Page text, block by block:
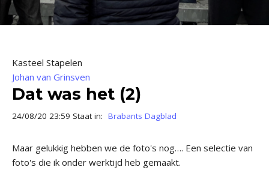
Kasteel Stapelen
Johan van Grinsven
Dat was het (2)
24/08/20 23:59 Staat in: Brabants Dagblad
Maar gelukkig hebben we de foto's nog…. Een selectie van
foto's die ik onder werktijd heb gemaakt.